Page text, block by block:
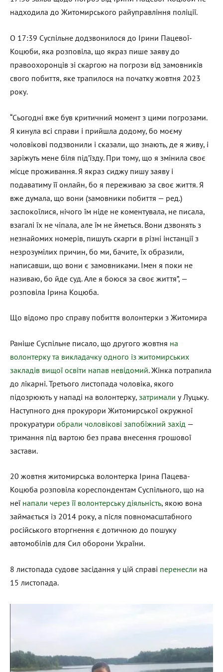
надходила до Житомирського райуправління поліції.
О 17:39 Суспільне додзвонилося до Ірини Пацевої-
Коцюби, яка розповіла, що якраз пише заяву до
правоохоронців зі скаргою на погрози від замовників
свого побиття, яке трапилося на початку жовтня 2023
року.
“Сьогодні вже був критичний момент з цими погрозами.
Я кинула всі справи і прийшла додому, бо моєму
чоловікові подзвонили і сказали, що знають, де я живу, і
заріжуть мене біля під’їзду. При тому, що я змінила своє
місце проживання. Я якраз сиджу пишу заяву і
подаватиму її онлайн, бо я переживаю за своє життя. Я
вже думала, що вони (замовники побиття — ред.)
заспокоїлися, нічого їм ніде не коментувала, не писала,
взагалі їх не чіпала, але їм не йметься. Вони дзвонять з
незнайомих номерів, пишуть скарги в різні інстанції з
незрозумілих причин, бо ми, бачите, їх образили,
написавши, що вони є замовниками. Імен я поки не
називаю, бо йде суд. Але я боюся за своє життя”, —
розповіла Ірина Коцюба.
Що відомо про справу побиття волонтерки з Житомира
Раніше Суспільне писало, що другого жовтня на
волонтерку та викладачку одного із житомирських
закладів вищої освіти напав невідомий. Жінка потрапила
до лікарні. Третього листопада чоловіка, якого
підозрюють у нападі на волонтерку, затримали у Луцьку.
Наступного дня прокурори Житомирської окружної
прокуратури обрали чоловікові запобіжний захід —
тримання під вартою без права внесення грошової
застави.
20 жовтня житомирська волонтерка Ірина Пацева-
Коцюба розповіла кореспондентам Суспільного, що на
неї напали через її волонтерську діяльність, якою вона
займається із 2014 року, а після повномасштабного
російського вторгнення є дотичною до пошуку
автомобілів для Сил оборони України.
8 листопада судове засідання у цій справі перенесли на
15 листопада.